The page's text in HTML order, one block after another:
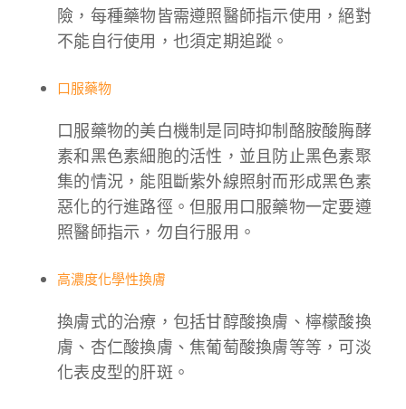
險，每種藥物皆需遵照醫師指示使用，絕對
不能自行使用，也須定期追蹤。
口服藥物
口服藥物的美白機制是同時抑制酪胺酸脢酵
素和黑色素細胞的活性，並且防止黑色素聚
集的情況，能阻斷紫外線照射而形成黑色素
惡化的行進路徑。但服用口服藥物一定要遵
照醫師指示，勿自行服用。
高濃度化學性換膚
換膚式的治療，包括甘醇酸換膚、檸檬酸換
膚、杏仁酸換膚、焦葡萄酸換膚等等，可淡
化表皮型的肝斑。